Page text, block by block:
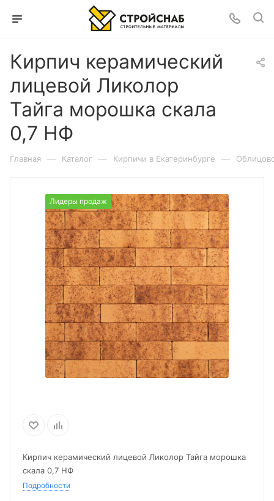
Кирпич керамический
лицевой Ликолор
Тайга морошка скала
0,7 НФ
Главная — Каталог — Кирпичи в Екатеринбурге —
Лидеры продаж
Кирпич керамический лицевой Ликолор Тайга морошка
скала 0,7 НФ
Подробности